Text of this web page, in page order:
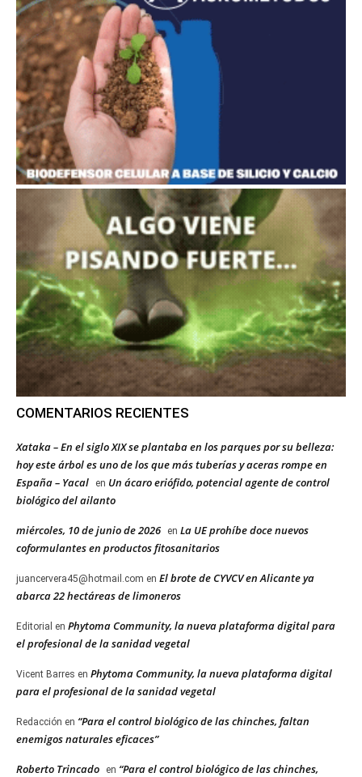
COMENTARIOS RECIENTES
Xataka – En el siglo XIX se plantaba en los parques por su belleza:
hoy este árbol es uno de los que más tuberías y aceras rompe en
España – Yacal
en Un ácaro eriófido, potencial agente de control
biológico del ailanto
miércoles, 10 de junio de 2026 en La UE prohíbe doce nuevos
coformulantes en productos fitosanitarios
juancervera45@hotmail.com en El brote de CYVCV en Alicante ya
abarca 22 hectáreas de limoneros
Editorial en Phytoma Community, la nueva plataforma digital para
el profesional de la sanidad vegetal
Vicent Barres en Phytoma Community, la nueva plataforma digital
para el profesional de la sanidad vegetal
Redacción en “Para el control biológico de las chinches, faltan
enemigos naturales eficaces”
Roberto Trincado en “Para el control biológico de las chinches,